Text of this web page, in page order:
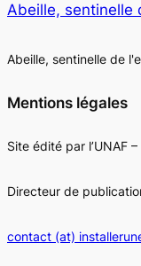
Abeille, sentinelle
Abeille, sentinelle de
Mentions légales
Site édité par l’UNAF
Directeur de
contact (at)